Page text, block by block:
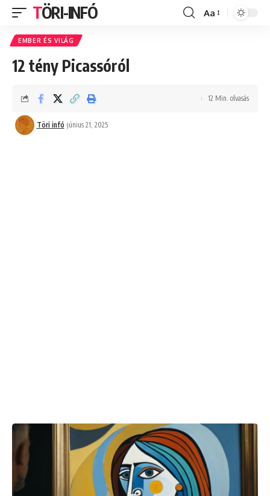
TÖRI-INFÓ
Font
Aa
EMBER ÉS VILÁG
12 tény Picassóról
Töri infó június 21, 2025
12 Min. olvasás